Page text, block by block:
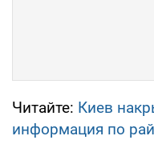
Читайте: Киев
информация по